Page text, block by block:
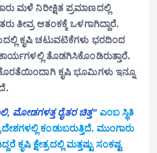
ಮಳೆ ನಿರೀಕ್ಷಿತ ಪ್ರಮಾಣದಲ್ಲಿ
ತೀವ್ರ ಆತಂಕಕ್ಕೆ ಒಳಗಾಗಿದ್ದಾರೆ.
ಕೃಷಿ ಚಟುವಟಿಕೆಗಳು ಭರದಿಂದ
ಕಾರ್ಯಗಳಲ್ಲಿ ತೊಡಗಿಸಿಕೊಂಡಿರುತ್ತಾರೆ.
ಕೃಷಿ ಭೂಮಿಗಳು ಇನ್ನೂ
ರೈತರ ಚಿತ್ತ”ಎಂಬ ಸ್ಥಿತಿ
ಕಂಡುಬರುತ್ತಿದೆ. ಮುಂಗಾರು
ಕೃಷಿ ಕ್ಷೇತ್ರದಲ್ಲಿ ಮತ್ತಷ್ಟು ಸಂಕಷ್ಟ